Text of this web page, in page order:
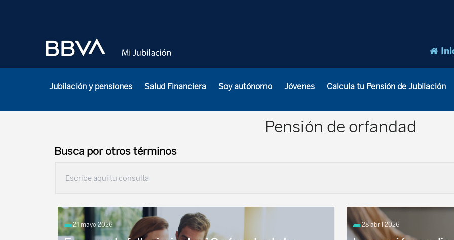
Jubilación y pensiones Salud Financiera Soy autónomo Jóvenes Calcula tu Pensión de Jubilación
Pensión de orfandad
Busca por otros términos
21 mayo 2026 28 abril 2026